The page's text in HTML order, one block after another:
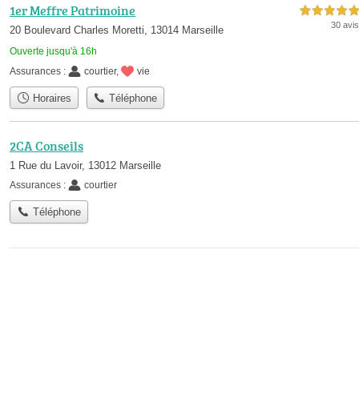
1er Meffre Patrimoine
20 Boulevard Charles Moretti, 13014 Marseille
Ouverte jusqu'à 16h
5,0 étoiles sur 5
30 avis
Assurances : courtier, vie
Horaires Téléphone
2CA Conseils
1 Rue du Lavoir, 13012 Marseille
Assurances : courtier
Téléphone